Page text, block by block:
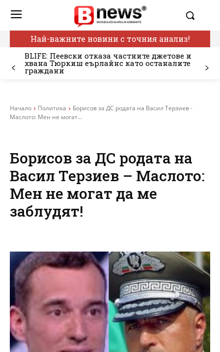
Най-важните новини с точния анализ!
BLIFE: Пеевски отказа частните джетове и
хвана Тюркиш еърлайнс като останалите
граждани
Начало Политика
Борисов за ДС родата на Васил Терзиев -
Маслото: Мен не могат...
Борисов за ДС родата на
Васил Терзиев – Маслото:
Мен не могат да ме
заблудят!